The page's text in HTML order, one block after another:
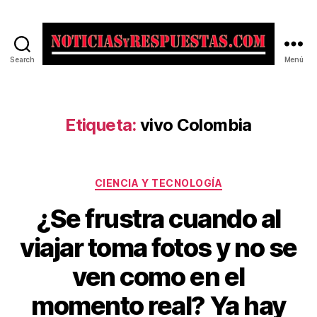
Search Menú
Etiqueta: vivo Colombia
Categorías
CIENCIA Y TECNOLOGÍA
¿Se frustra cuando al
viajar toma fotos y no se
ven como en el
momento real? Ya hay